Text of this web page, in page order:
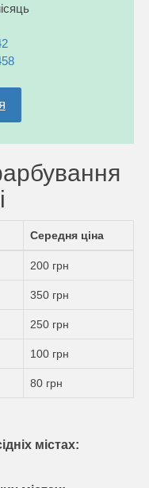
Середня ціна
200 грн
350 грн
250 грн
100 грн
80 грн
містах: